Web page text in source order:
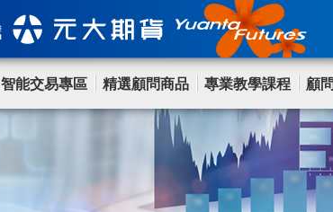
智能交易專區 精選顧問商品 專業教學課程 顧